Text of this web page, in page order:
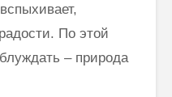
По этой
– природа